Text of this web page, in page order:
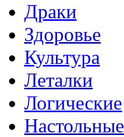
Драки
Здоровье
Культура
Леталки
Логические
Настольные